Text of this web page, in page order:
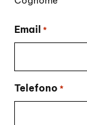
Email *
Telefono *